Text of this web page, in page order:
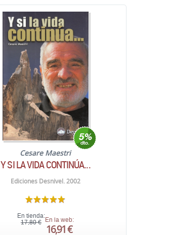
Cesare Maestri
Y SI LA VIDA CONTINÚA...
Ediciones Desnivel. 2002
En tienda:
17,80 € En la web:
16,91 €